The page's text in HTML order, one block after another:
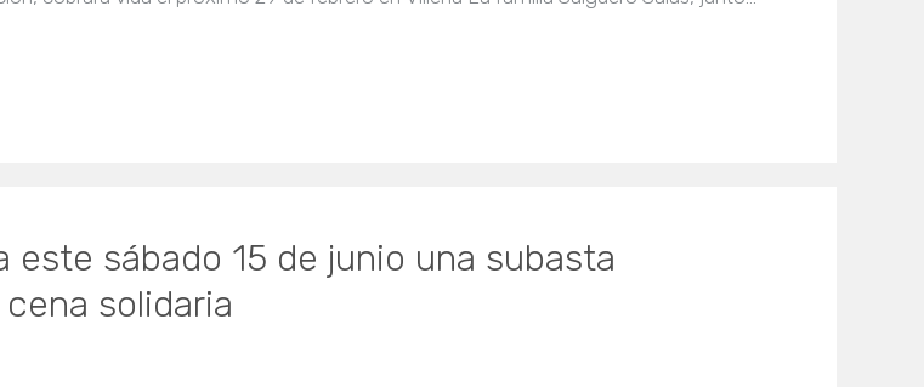
este sábado 15 de junio una subasta
solidaria